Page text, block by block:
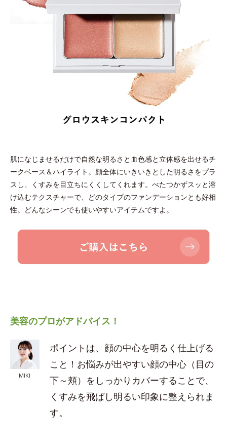
肌になじませるだけで自然な明るさと血色感と立体感を出せるチ
ークベース＆ハイライト。顔全体にいきいきとした明るさをプラ
スし、くすみを目立ちにくくしてくれます。べたつかずスッと溶
け込むテクスチャーで、どのタイプのファンデーションとも好相
性。どんなシーンでも使いやすいアイテムですよ。
美容のプロがアドバイス！
MIKI
ポイントは、顔の中心を明るく仕上げる
こと！お悩みが出やすい顔の中心（目の
下～頬）をしっかりカバーすることで、
くすみを飛ばし明るい印象に整えられま
す。